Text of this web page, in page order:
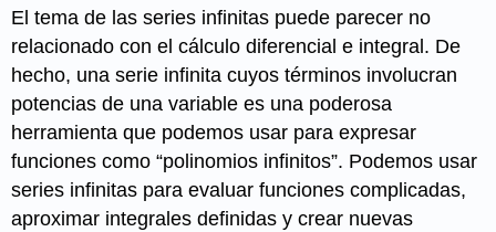
El tema de las series infinitas puede parecer no
relacionado con el cálculo diferencial e integral. De
hecho, una serie infinita cuyos términos involucran
potencias de una variable es una poderosa
herramienta que podemos usar para expresar
funciones como “polinomios infinitos”. Podemos usar
series infinitas para evaluar funciones complicadas,
aproximar integrales definidas y crear nuevas